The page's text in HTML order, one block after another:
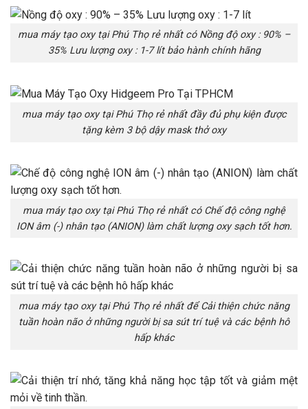
mua máy tạo oxy tại Phú Thọ rẻ nhất có Nồng độ oxy : 90% –
35% Lưu lượng oxy : 1-7 lít bảo hành chính hãng
mua máy tạo oxy tại Phú Thọ rẻ nhất đầy đủ phụ kiện được
tặng kèm 3 bộ dậy mask thở oxy
mua máy tạo oxy tại Phú Thọ rẻ nhất có Chế độ công nghệ
ION âm (-) nhân tạo (ANION) làm chất lượng oxy sạch tốt hơn.
mua máy tạo oxy tại Phú Thọ rẻ nhất để Cải thiện chức năng
tuần hoàn não ở những người bị sa sút trí tuệ và các bệnh hô
hấp khác